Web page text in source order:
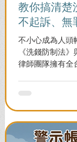
教你搞清楚
不起訴、無
不小心成為人頭
《洗錢防制法
律師團隊擁有全